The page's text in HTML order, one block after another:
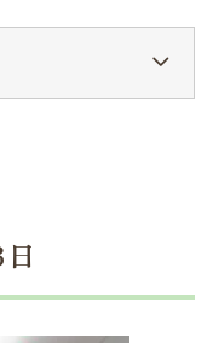
教室・講習会）